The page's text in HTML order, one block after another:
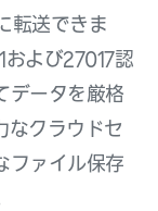
転送できま
および27017認
データを厳格
なクラウドセ
ファイル保存